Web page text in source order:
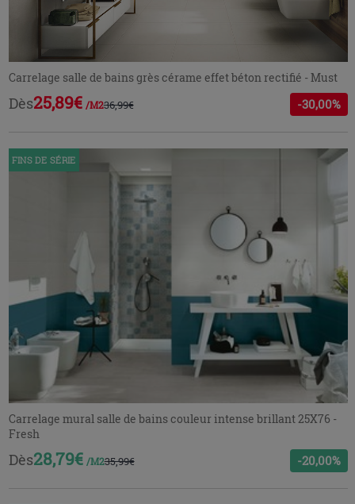
Carrelage salle de bains grès cérame effet béton rectifié - Must
Dès25,89€ /M236,99€ -30,00%
FINS DE SÉRIE
Carrelage mural salle de bains couleur intense brillant 25X76 -
Fresh
Dès28,79€ /M235,99€ -20,00%